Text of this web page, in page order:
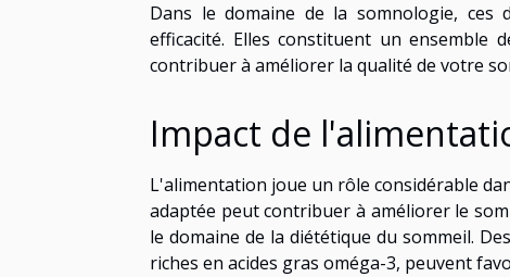
Dans le domaine de la somnologie,
efficacité. Elles constituent un ensemble
contribuer à améliorer la qualité de votre
Impact de
L'alimentation joue un rôle considérable
adaptée peut contribuer à améliorer le
le domaine de la diététique du sommeil.
riches en acides gras oméga-3, peuvent